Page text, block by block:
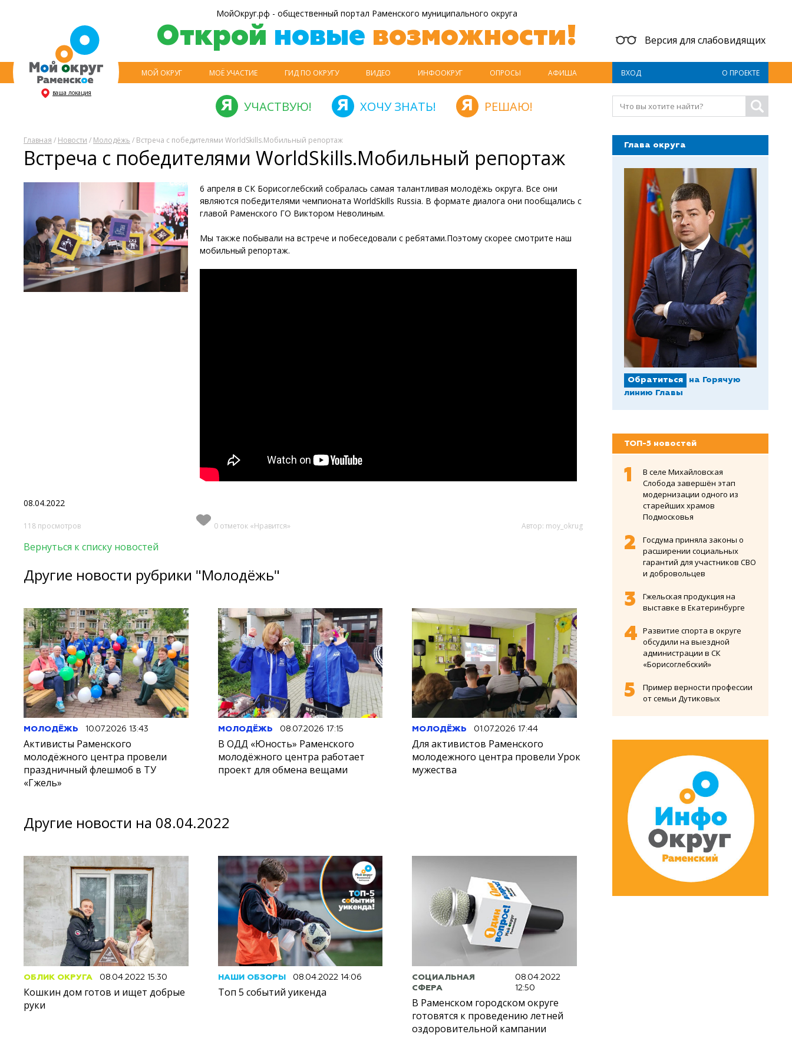
ваша локация
МойОкруг.рф - общественный портал Раменского муниципального округа
Открой новые возможности! Версия для слабовидящих
МОЙ ОКРУГ МОЁ УЧАСТИЕ ГИД ПО ОКРУГУ ВИДЕО ИНФООКРУГ ОПРОСЫ АФИША ВХОД О ПРОЕКТЕ
УЧАСТВУЮ! ХОЧУ ЗНАТЬ! РЕШАЮ!
Главная / Новости / Молодёжь / Встреча с победителями WorldSkills.Мобильный репортаж
Встреча с победителями WorldSkills.Мобильный репортаж
6 апреля в СК Борисоглебский собралась самая талантливая молодёжь округа. Все они
являются победителями чемпионата WorldSkills Russia. В формате диалога они пообщались с
главой Раменского ГО Виктором Неволиным.
Мы также побывали на встрече и побеседовали с ребятами.Поэтому скорее смотрите наш
мобильный репортаж.
08.04.2022
118 просмотров 0 отметок «Нравится» Автор: moy_okrug
Вернуться к списку новостей
Другие новости рубрики "Молодёжь"
МОЛОДЁЖЬ 10.07.2026 13:43
Активисты Раменского
молодёжного центра провели
праздничный флешмоб в ТУ
«Гжель»
МОЛОДЁЖЬ 08.07.2026 17:15
В ОДД «Юность» Раменского
молодёжного центра работает
проект для обмена вещами
МОЛОДЁЖЬ 01.07.2026 17:44
Для активистов Раменского
молодежного центра провели Урок
мужества
Другие новости на 08.04.2022
ОБЛИК ОКРУГА 08.04.2022 15:30
Кошкин дом готов и ищет добрые
руки
НАШИ ОБЗОРЫ 08.04.2022 14:06
Топ 5 событий уикенда
СОЦИАЛЬНАЯ
СФЕРА
08.04.2022
12:50
В Раменском городском округе
готовятся к проведению летней
оздоровительной кампании
Глава округа
Обратиться
на Горячую
линию Главы
ТОП-5 новостей
В селе Михайловская
Слобода завершён этап
модернизации одного из
старейших храмов
Подмосковья
Госдума приняла законы о
расширении социальных
гарантий для участников СВО
и добровольцев
Гжельская продукция на
выставке в Екатеринбурге
Развитие спорта в округе
обсудили на выездной
администрации в СК
«Борисоглебский»
Пример верности профессии
от семьи Дутиковых